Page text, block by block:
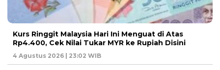
Kurs Ringgit Malaysia Hari Ini Menguat di Atas
Rp4.400, Cek Nilai Tukar MYR ke Rupiah Disini
4 Agustus 2026 | 23:02 WIB